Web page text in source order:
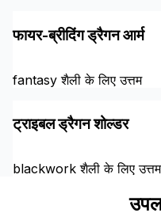
फायर-ब्रीदिंग ड्रैगन आर्म
fantasy शैली के लिए उत्तम
ट्राइबल ड्रैगन शोल्डर
blackwork शैली के लिए उत्तम